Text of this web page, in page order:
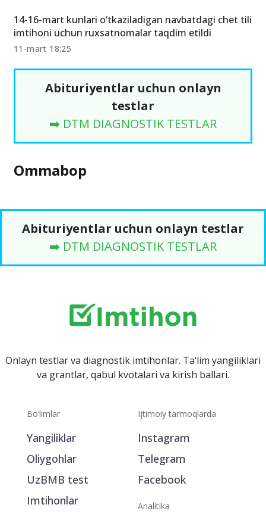
14-16-mart kunlari o‘tkaziladigan navbatdagi chet tili
imtihoni uchun ruxsatnomalar taqdim etildi
11-mart 18:25
Abituriyentlar uchun onlayn
testlar
➡️ DTM DIAGNOSTIK TESTLAR
Ommabop
Abituriyentlar uchun onlayn testlar
➡️ DTM DIAGNOSTIK TESTLAR
Onlayn testlar va diagnostik imtihonlar. Ta‘lim yangiliklari
va grantlar, qabul kvotalari va kirish ballari.
Bo‘limlar
Yangiliklar
Oliygohlar
UzBMB test
Imtihonlar
Ijtimoiy tarmoqlarda
Instagram
Telegram
Facebook
Analitika